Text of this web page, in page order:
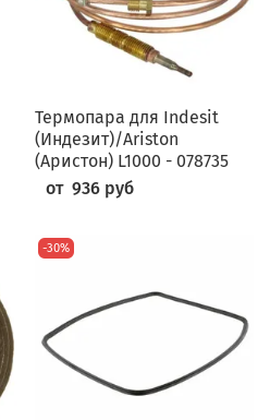
Термопара для Indesit
(Индезит)/Ariston
(Аристон) L1000 - 078735
от 936 руб
-30%